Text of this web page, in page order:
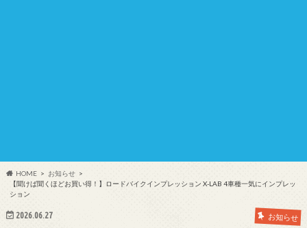
HOME
お知らせ
【聞けば聞くほどお買い得！】ロードバイクインプレッション X-LAB 4車種一気にインプレッ
ション
2026.06.27 お知らせ